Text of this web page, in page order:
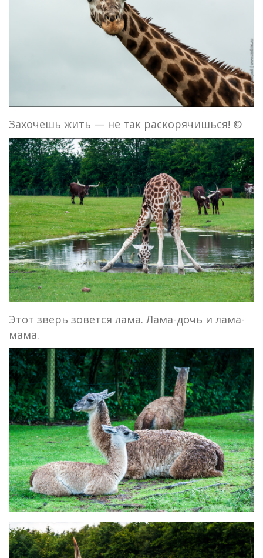
Захочешь жить — не так раскорячишься! ©
Этот зверь зовется лама. Лама-дочь и лама-
мама.